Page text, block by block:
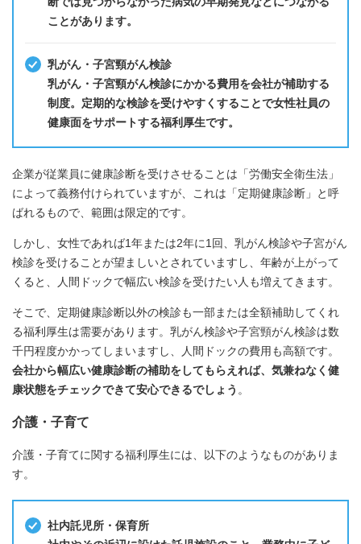
ことがあります。
乳がん・子宮頸がん検診
乳がん・子宮頸がん検診にかかる費用を会社が補助する
制度。定期的な検診を受けやすくすることで女性社員の
健康面をサポートする福利厚生です。
企業が従業員に健康診断を受けさせることは「労働安全衛生法」
によって義務付けられていますが、これは「定期健康診断」と呼
ばれるもので、範囲は限定的です。
しかし、女性であれば1年または2年に1回、乳がん検診や子宮がん
検診を受けることが望ましいとされていますし、年齢が上がって
くると、人間ドックで幅広い検診を受けたい人も増えてきます。
そこで、定期健康診断以外の検診も一部または全額補助してくれ
る福利厚生は需要があります。乳がん検診や子宮頸がん検診は数
千円程度かかってしまいますし、人間ドックの費用も高額です。
会社から幅広い健康診断の補助をしてもらえれば、気兼ねなく健
康状態をチェックできて安心できるでしょう 。
介護・子育て
介護・子育てに関する福利厚生には、以下のようなものがありま
す。
社内託児所・保育所